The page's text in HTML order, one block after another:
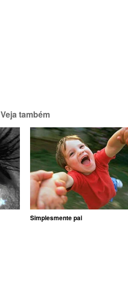
Veja também
Simplesmente pai